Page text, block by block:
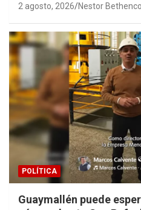
2 agosto, 2026 Nestor
POLÍTICA
Guaymallén puede